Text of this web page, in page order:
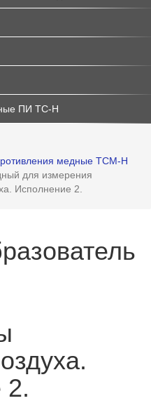
ПИ ТС-Н
медные ТСМ-Н
для измерения
Исполнение 2.
2.